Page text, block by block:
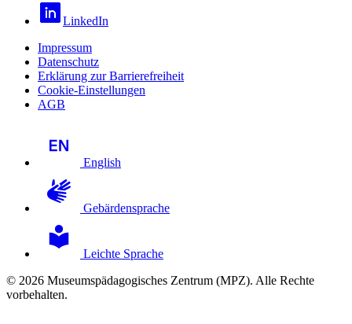
LinkedIn
Impressum
Datenschutz
Erklärung zur Barrierefreiheit
Cookie-Einstellungen
AGB
English
Gebärdensprache
Leichte Sprache
© 2026 Museumspädagogisches Zentrum (MPZ). Alle Rechte
vorbehalten.